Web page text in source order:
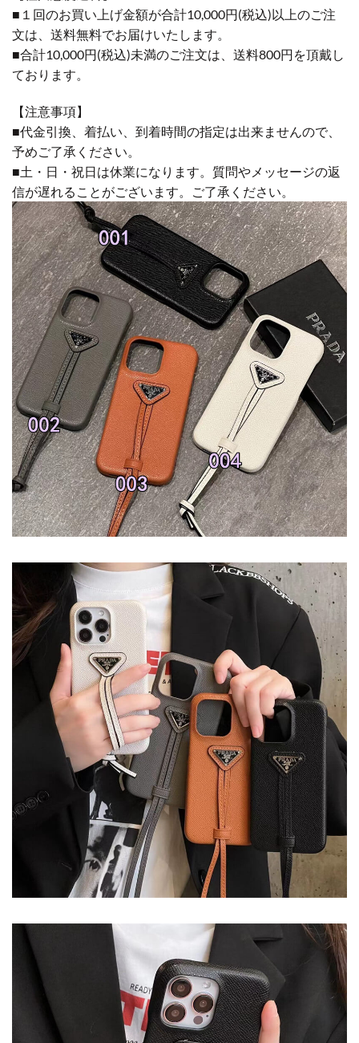
■１回のお買い上げ金額が合計10,000円(税込)以上のご注
文は、送料無料でお届けいたします。
■合計10,000円(税込)未満のご注文は、送料800円を頂戴し
ております。
【注意事項】
■代金引換、着払い、到着時間の指定は出来ませんので、
予めご了承ください。
■土・日・祝日は休業になります。質問やメッセージの返
信が遅れることがございます。ご了承ください。